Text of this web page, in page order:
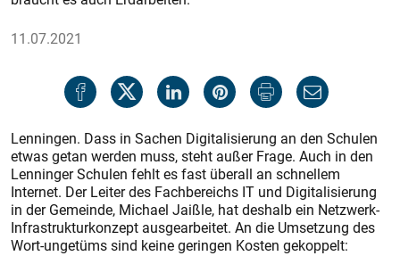
11.07.2021
Lenningen. Dass in Sachen Digitalisierung an den Schulen
etwas getan werden muss, steht außer Frage. Auch in den
Lenninger Schulen fehlt es fast überall an schnellem
Internet. Der Leiter des Fachbereichs IT und Digitalisierung
in der Gemeinde, Michael Jaißle, hat deshalb ein Netzwerk-
Infrastrukturkonzept ausgearbeitet. An die Umsetzung des
Wort-ungetüms sind keine geringen Kosten gekoppelt: